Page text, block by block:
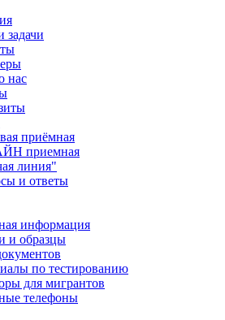
задачи
нас
приёмная
приемная
линия"
и ответы
информация
и образцы
по тестированию
для мигрантов
телефоны